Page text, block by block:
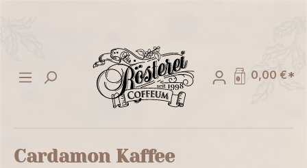
0,00 €*
Cardamon Kaffee